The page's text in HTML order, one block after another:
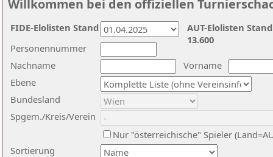
Willkommen bei den offiziellen
Nachname
Vorname
Ebene
Sortierung
Personennummer
Bundesland
Spgem./Kreis/Verein
Nur "österreichische" Spieler
AUT-Elolisten
13.600
FIDE-Elolisten Stand